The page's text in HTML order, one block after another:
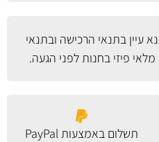
עייןבתנאי הרכישה ובתנאי
פיזי בחנות לפני הגעה.
תשלום באמצעות PayPal